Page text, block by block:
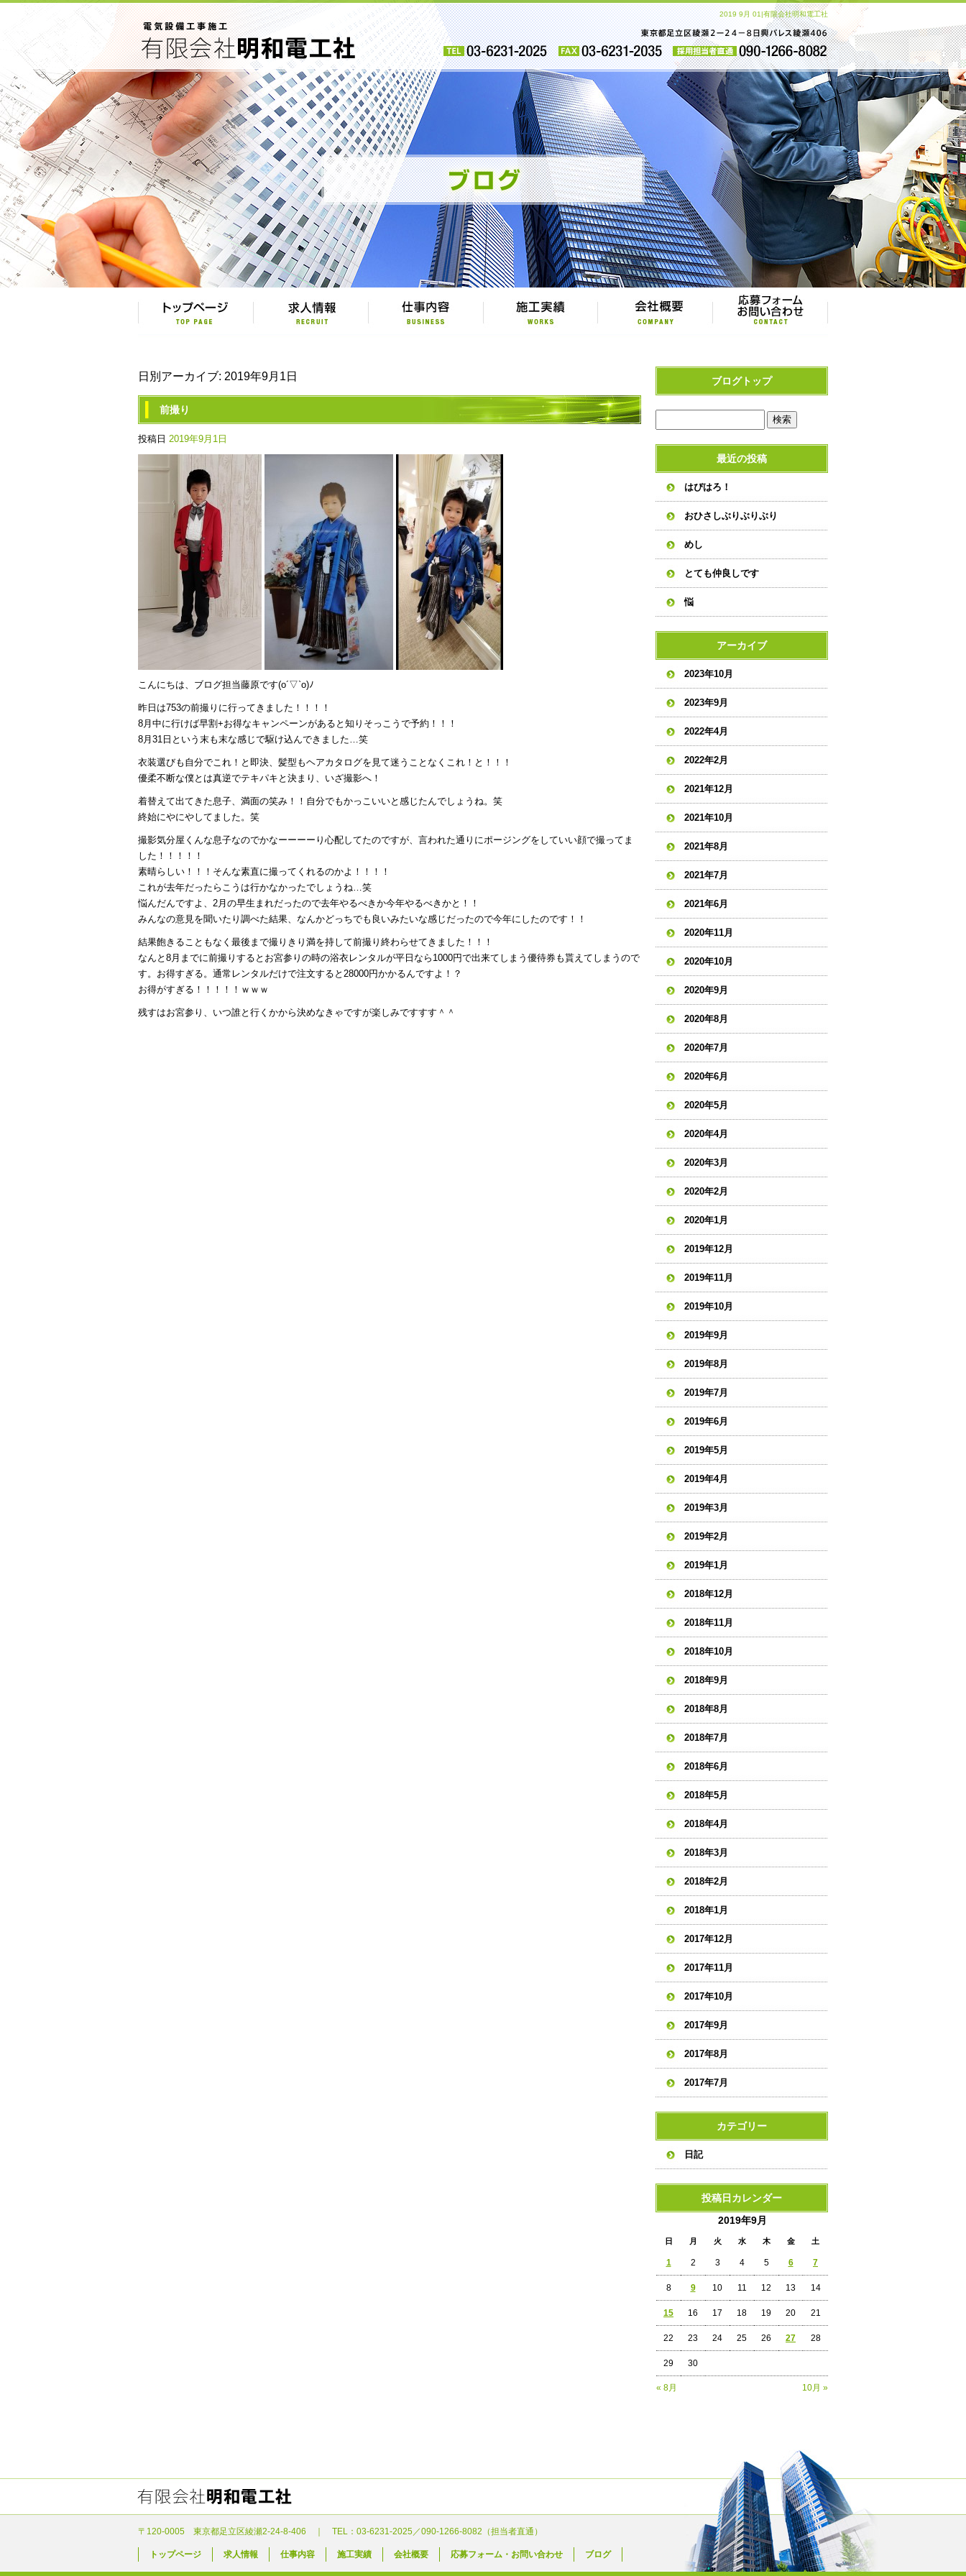
2019 9月 01|有限会社明和電工社
日別アーカイブ: 2019年9月1日
前撮り
投稿日 2019年9月1日
こんにちは、ブログ担当藤原です(o´▽`o)ﾉ
昨日は753の前撮りに行ってきました！！！！
8月中に行けば早割+お得なキャンペーンがあると知りそっこうで予約！！！
8月31日という末も末な感じで駆け込んできました…笑
衣装選びも自分でこれ！と即決、髪型もヘアカタログを見て迷うことなくこれ！と！！！
優柔不断な僕とは真逆でテキパキと決まり、いざ撮影へ！
着替えて出てきた息子、満面の笑み！！自分でもかっこいいと感じたんでしょうね。笑
終始にやにやしてました。笑
撮影気分屋くんな息子なのでかなーーーーり心配してたのですが、言われた通りにポージングをしていい顔で撮ってま
した！！！！！
素晴らしい！！！そんな素直に撮ってくれるのかよ！！！！
これが去年だったらこうは行かなかったでしょうね…笑
悩んだんですよ、2月の早生まれだったので去年やるべきか今年やるべきかと！！
みんなの意見を聞いたり調べた結果、なんかどっちでも良いみたいな感じだったので今年にしたのです！！
結果飽きることもなく最後まで撮りきり満を持して前撮り終わらせてきました！！！
なんと8月までに前撮りするとお宮参りの時の浴衣レンタルが平日なら1000円で出来てしまう優待券も貰えてしまうので
す。お得すぎる。通常レンタルだけで注文すると28000円かかるんですよ！？
お得がすぎる！！！！！ｗｗｗ
残すはお宮参り、いつ誰と行くかから決めなきゃですが楽しみですすす＾＾
ブログトップ
最近の投稿
はぴはろ！
おひさしぶりぶりぶり
めし
とても仲良しです
悩
アーカイブ
2023年10月
2023年9月
2022年4月
2022年2月
2021年12月
2021年10月
2021年8月
2021年7月
2021年6月
2020年11月
2020年10月
2020年9月
2020年8月
2020年7月
2020年6月
2020年5月
2020年4月
2020年3月
2020年2月
2020年1月
2019年12月
2019年11月
2019年10月
2019年9月
2019年8月
2019年7月
2019年6月
2019年5月
2019年4月
2019年3月
2019年2月
2019年1月
2018年12月
2018年11月
2018年10月
2018年9月
2018年8月
2018年7月
2018年6月
2018年5月
2018年4月
2018年3月
2018年2月
2018年1月
2017年12月
2017年11月
2017年10月
2017年9月
2017年8月
2017年7月
カテゴリー
日記
投稿日カレンダー
2019年9月
日 月 火 水 木 金 土
« 8月 10月 »
1 2 3 4 5 6 7
8 9 10 11 12 13 14
15 16 17 18 19 20 21
22 23 24 25 26 27 28
29 30
トップページ 求人情報 仕事内容 施工実績 会社概要 応募フォーム・お問い合わせ ブログ
〒120-0005 東京都足立区綾瀬2-24-8-406 ｜ TEL：03-6231-2025／090-1266-8082（担当者直通）